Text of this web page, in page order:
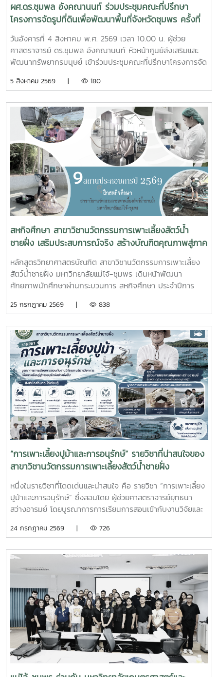
ผศ.ดร.ชุมพล อังคณานนท์ ร่วมประชุมคณะที่ปรึกษา
โครงการจัดรูปที่ดินเพื่อพัฒนาพื้นที่จังหวัดชุมพร ครั้งที่
2/2569
วันอังคารที่ 4 สิงหาคม พ.ศ. 2569 เวลา 10.00 น. ผู้ช่วย
ศาสตราจารย์ ดร.ชุมพล อังคณานนท์ หัวหน้าศูนย์ส่งเสริมและ
พัฒนาทรัพยากรมนุษย์ เข้าร่วมประชุมคณะที่ปรึกษาโครงการจัด
รวม สาย ก3 และ ก4ในเขตผังเมืองรวมชุมชนปากน้ำหลังสวน
ศาลากลางจังหวัดชุมพร โดยมีนายจักรพงศ์ นิลไพรัช ธนารักษ์
พื้นที่ชุมพร เป็นประธานในการประชุมในการนี้ นายอุดม จิตตวงค์
โยธาธิการและผังเมืองจังหวัดชุมพร พร้อมด้วยคณะที่ปรึกษา
โครงการจัดรูปที่ดินเพื่อพัฒนาพื้นที่ส่วนจังหวัดชุมพร บริเวณ
ถนนผังเมืองรวม สาย ก3 และก4 ในเขตผังเมืองรวมชุมชน
ปากน้ำหลังสวน เข้าร่วมการประชุมฯ ดังกล่าว เพื่อพิจารณาขอ
ความเห็นชอบค่าชดเชยต้นไม้และพืชผล และค่าชดเชยอาคารและ
สิ่งปลูกสร้างจากกองทุนจัดรูปที่ดินเพื่อพัฒนาพื้นที่มติที่ประชุม
รับทราบรายละเอียดราคาและเห็นควรให้เสนอคณะกรรมการ
จังหวัดขอรับเงินอุดหนุนจากกกองทุนจัดรูปเพื่อพัฒนาพื้นที่
5 สิงหาคม 2569 | 180
สหกิจศึกษา สาขาวิชานวัตกรรมการเพาะเลี้ยงสัตว์น้ำ
ชายฝั่ง เสริมประสบการณ์จริง สร้างบัณฑิตคุณภาพสู่ภาค
อุตสาหกรรมการผลิตสัตว์น้ำ
หลักสูตรวิทยาศาสตรบัณฑิต สาขาวิชานวัตกรรมการเพาะเลี้ยง
สัตว์น้ำชายฝั่ง มหาวิทยาลัยแม่โจ้-ชุมพร เดินหน้าพัฒนา
ศักยภาพนักศึกษาผ่านกระบวนการ สหกิจศึกษา ประจำปีการ
การและหน่วยงานภาคีเครือข่ายเป็นระยะเวลา 4 เดือน เพื่อให้
ความรู้จากห้องเรียนไปประยุกต์ใช้ในการทำงานจริงทั้งนี้ สหกิจ
ศึกษาเป็นส่วนสำคัญของการจัดการเรียนการสอน ที่มุ่งเน้นการ
ผลิตบัณฑิตให้มีความพร้อมทั้งด้านวิชาการและวิชาชีพ นักศึกษา
จะได้ฝึกทักษะการทำงานในสภาพแวดล้อมจริง เรียนรู้การแก้ไข
ปัญหาเฉพาะหน้า อดทน สู้งาน ซื่อสัตย์ มีสัมมาคารวะ ทำงาน
ร่วมกับผู้อื่นได้ และการปรับตัวให้เข้ากับองค์กร ตลอดจนพัฒนา
ทักษะวิชาชีพด้านการเพาะเลี้ยงสัตว์น้ำชายฝั่ง ให้สอดคล้องกับ
ความต้องการของภาคอุตสาหกรรมการผลิตสัตว์น้ำและอื่นๆที่
เกี่ยวข้อง
25 กรกฎาคม 2569 | 838
“การเพาะเลี้ยงปูม้าและการอนุรักษ์” รายวิชาที่น่าสนใจของ
สาขาวิชานวัตกรรมการเพาะเลี้ยงสัตว์น้ำชายฝั่ง
หนึ่งในรายวิชาที่โดดเด่นและน่าสนใจ คือ รายวิชา “การเพาะเลี้ยง
ปูม้าและการอนุรักษ์” ซึ่งสอนโดย ผู้ช่วยศาสตราจารย์ยุทธนา
สว่างอารมย์ โดยบูรณาการการเรียนการสอนเข้ากับงานวิจัยและ
และภาคปฏิบัติ ตั้งแต่ชีววิทยาและวงจรชีวิตของปูม้า การเพาะ
และการฟื้นฟูทรัพยากรปูม้าในพื้นที่ชายฝั่งนักศึกษาจะได้ลงพื้นที่
ปฏิบัติงานจริง ร่วมศึกษาวิจัยและทำกิจกรรมบริการวิชาการกับ
ชุมชน ภาคีเครือข่าย และหน่วยงานที่เกี่ยวข้อง เพื่อแลกเปลี่ยน
องค์ความรู้และร่วมกันพัฒนาแนวทางการอนุรักษ์ทรัพยากรทาง
ทะเล อันเป็นการสร้างประสบการณ์การเรียนรู้จากสถานการณ์
จริง พร้อมปลูกฝังความรับผิดชอบต่อสังคมและสิ่งแวดล้อม
24 กรกฎาคม 2569 | 726